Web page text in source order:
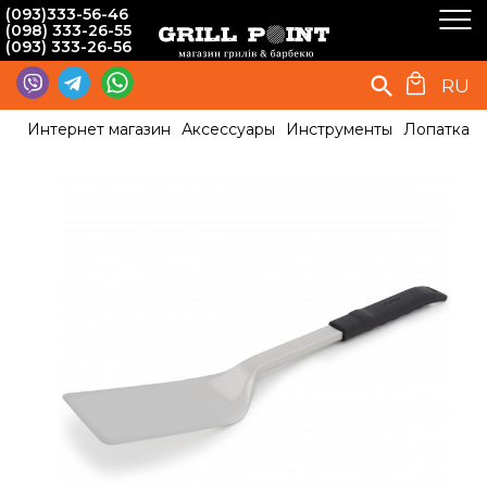
(093)333-56-46
(098) 333-26-55
(093) 333-26-56
RU
Интернет магазин Аксессуары Инструменты Лопатка